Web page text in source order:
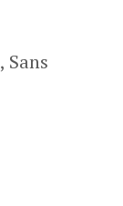
, Sans